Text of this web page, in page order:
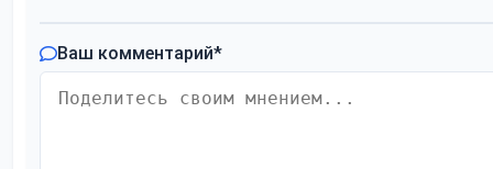
Ваш комментарий*